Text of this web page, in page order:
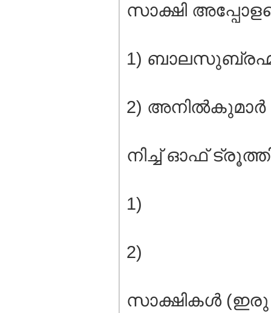
സാക്ഷി
1)
2) അനില്‍കുമാര്‍
നിച്ച് ഓഫ്
1)
2)
സാക്ഷികള്‍ (ഇരു